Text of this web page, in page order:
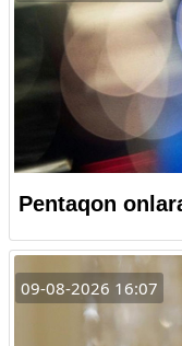
Pentaqon
09-08-2026 16:07